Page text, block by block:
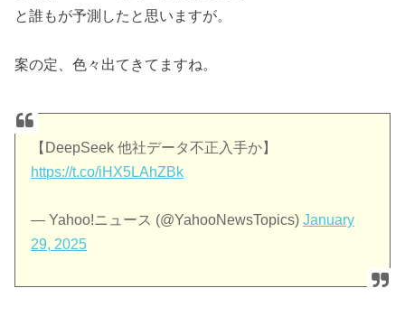
と誰もが予測したと思いますが。
案の定、色々出てきてますね。
【DeepSeek 他社データ不正入手か】
https://t.co/iHX5LAhZBk
— Yahoo!ニュース (@YahooNewsTopics)January
29, 2025